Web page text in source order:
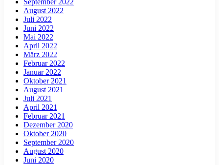
September 2022
August 2022
Juli 2022
Juni 2022
Mai 2022
April 2022
März 2022
Februar 2022
Januar 2022
Oktober 2021
August 2021
Juli 2021
April 2021
Februar 2021
Dezember 2020
Oktober 2020
September 2020
August 2020
Juni 2020